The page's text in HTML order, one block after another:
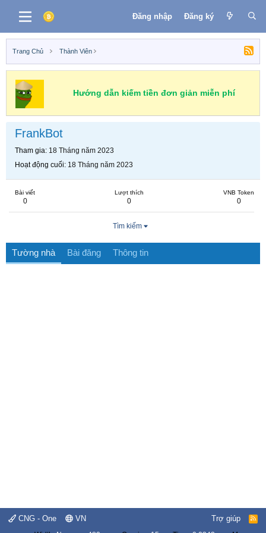
Đăng nhập Đăng ký
Trang Chủ Thành Viên
Hướng dẫn kiếm tiền đơn giản miễn phí
FrankBot
Tham gia 18 Tháng năm 2023
Hoạt động cuối 18 Tháng năm 2023
Bài viết
0
Lượt thích
0
VNB Token
0
Tìm kiếm
Tường nhà Bài đăng Thông tin
CNG - One VN Trợ giúp
R